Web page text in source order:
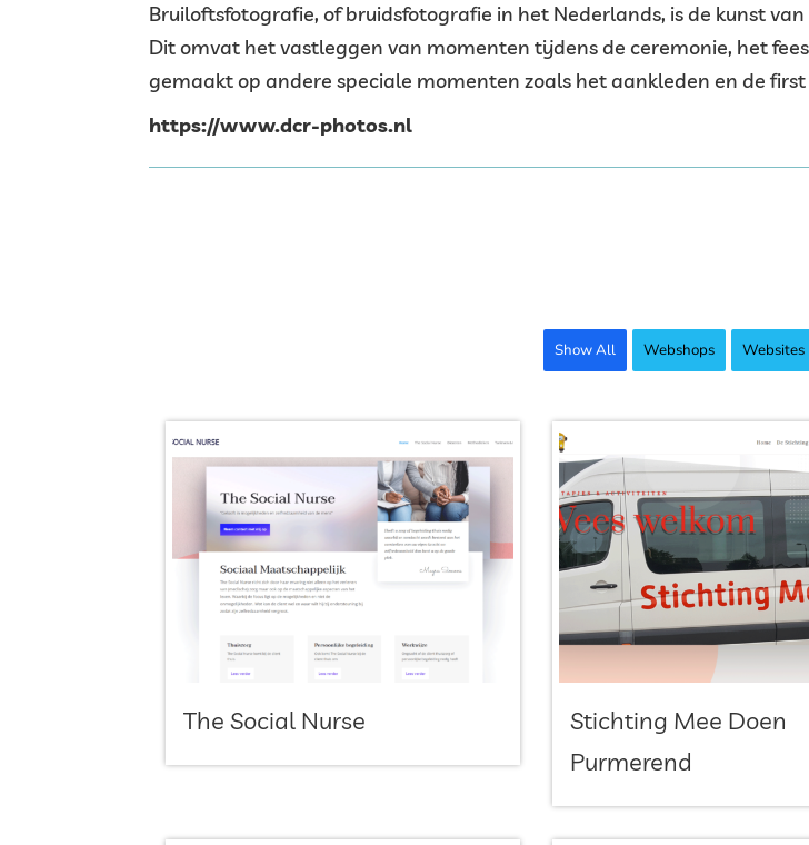
Bruiloftsfotografie, of bruidsfotografie in het Nederlands, is de kunst
Dit omvat het vastleggen van momenten tijdens de ceremonie, het
gemaakt op andere speciale momenten zoals het aankleden en de first
https://www.dcr-photos.nl
Show All Webshops Websites
The Social Nurse
Stichting Mee Doen
Purmerend